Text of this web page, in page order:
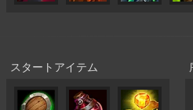
スタートアイテム